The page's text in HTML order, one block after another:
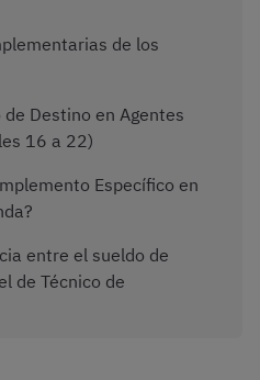
de los
Destino en Agentes
16 a 22)
Específico en
entre el sueldo de
de Técnico de